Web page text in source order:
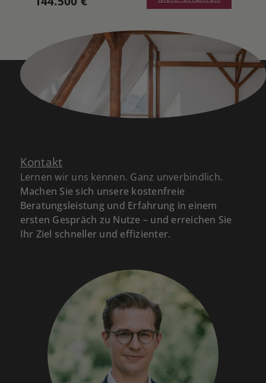
Kontakt
Lernen wir uns kennen. Ganz unverbindlich.
Machen Sie sich unsere kostenfreie
Beratungsleistung und Erfahrung in einem
ersten Gespräch zu Nutze – und erreichen Sie
Ihr Ziel schneller und effizienter.